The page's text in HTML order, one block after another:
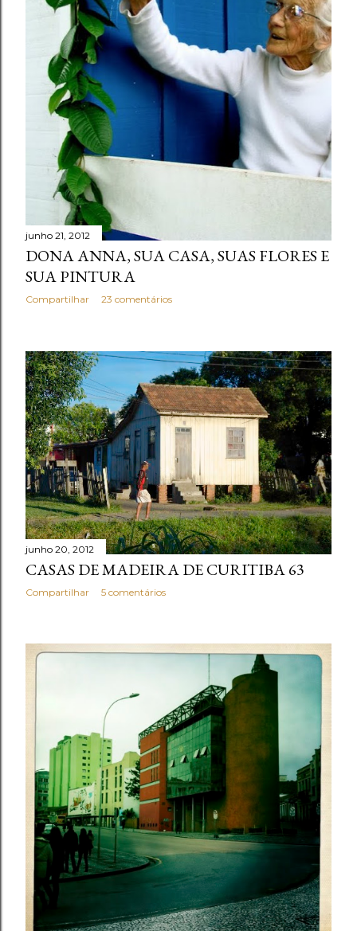
junho 21, 2012
DONA ANNA, SUA CASA, SUAS FLORES E
SUA PINTURA
Compartilhar 23 comentários
junho 20, 2012
CASAS DE MADEIRA DE CURITIBA 63
Compartilhar 5 comentários